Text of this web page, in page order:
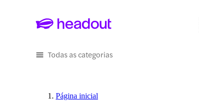
Todas as categorias
Página inicial